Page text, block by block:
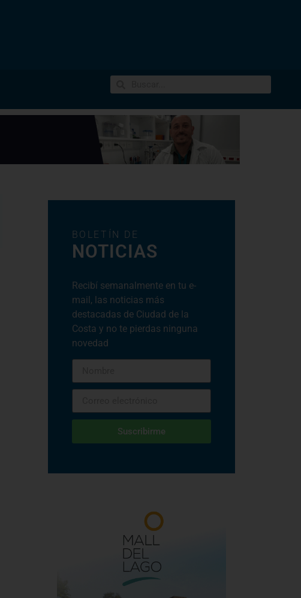
BOLETÍN DE
NOTICIAS
Recibí semanalmente en tu e-
mail, las noticias más
destacadas de Ciudad de la
Costa y no te pierdas ninguna
novedad
Suscribirme